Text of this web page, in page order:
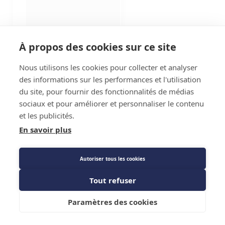
À propos des cookies sur ce site
Nous utilisons les cookies pour collecter et analyser
des informations sur les performances et l'utilisation
du site, pour fournir des fonctionnalités de médias
sociaux et pour améliorer et personnaliser le contenu
et les publicités.
En savoir plus
Autoriser tous les cookies
Tout refuser
Paramètres des cookies